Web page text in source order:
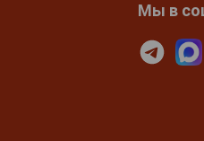
Мы в